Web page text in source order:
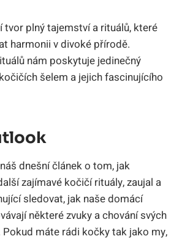
tvor plný tajemství a rituálů, které
harmonii v divoké přírodě.
nám poskytuje jedinečný
šelem a jejich fascinujícího
dnešní článek o tom, jak
zajímavé kočičí rituály, zaujal a
sledovat, jak naše domácí
některé zvuky a chování svých
máte rádi kočky tak jako my,